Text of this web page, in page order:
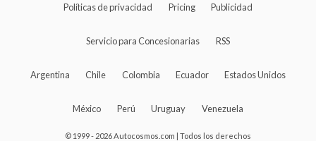
Políticas de privacidad Pricing Publicidad
Servicio para Concesionarias RSS
Argentina Chile Colombia Ecuador Estados Unidos
México Perú Uruguay Venezuela
© 1999 - 2026 Autocosmos.com | Todos los derechos